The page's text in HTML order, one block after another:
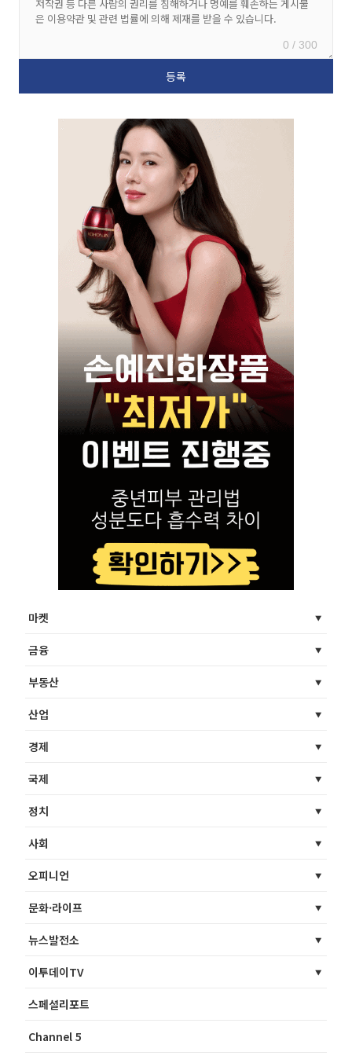
0 / 300
마켓
금융
부동산
산업
경제
국제
정치
사회
오피니언
문화·라이프
뉴스발전소
이투데이TV
스페셜리포트
Channel 5